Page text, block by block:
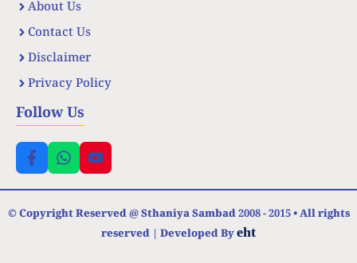
About Us
Contact Us
Disclaimer
Privacy Policy
Follow Us
© Copyright Reserved @ Sthaniya Sambad 2008 - 2015 • All rights
reserved | Developed Byeht